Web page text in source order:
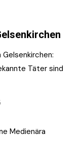
Täter sind